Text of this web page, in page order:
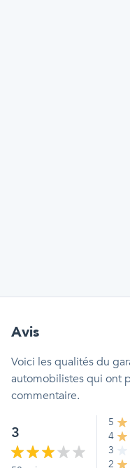
Avis
Voici les qualitésdu
automobilistes qui ont
commentaire.
3
5
4
3
2